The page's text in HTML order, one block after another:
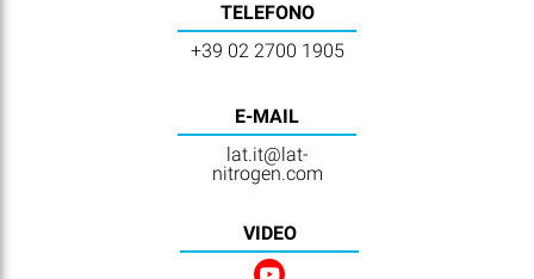
TELEFONO
+39 02 2700 1905
E-MAIL
lat.it@lat-
nitrogen.com
VIDEO